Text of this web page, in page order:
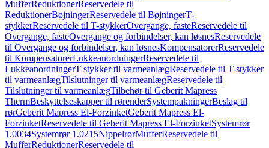
MufferReduktionerReservedele til
ReduktionerBøjningerReservedele til BøjningerT-
stykkerReservedele til T-stykkerOvergange, fasteReservedele til
Overgange, fasteOvergange og forbindelser, kan løsnesReservedele
til Overgange og forbindelser, kan løsnesKompensatorerReservedele
til KompensatorerLukkeanordningerReservedele til
LukkeanordningerT-stykker til varmeanlægReservedele til T-stykker
til varmeanlægTilslutninger til varmeanlægReservedele til
Tilslutninger til varmeanlægTilbehør til Geberit Mapress
ThermBeskyttelseskapper til rørenderSystempakningerBeslag til
rørGeberit Mapress El-ForzinketGeberit Mapress El-
ForzinketReservedele til Geberit Mapress El-ForzinketSystemrør
1.0034Systemrør 1.0215NippelrørMufferReservedele til
MufferReduktionerReservedele til